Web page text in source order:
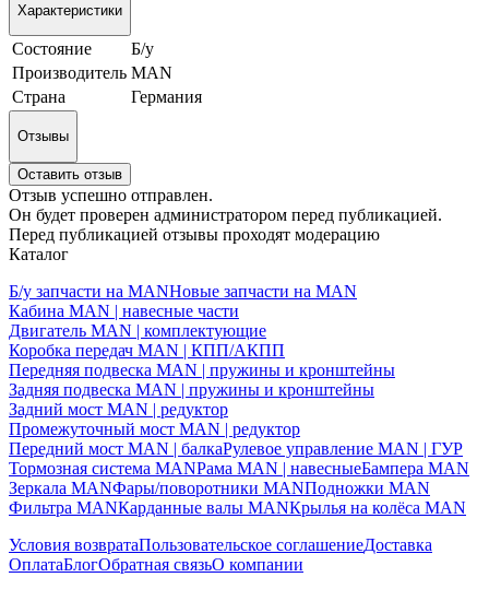
Характеристики
Состояние
Б/у
Производитель MAN
Страна
Германия
Отзывы
Оставить отзыв
Отзыв успешно отправлен.
Он будет проверен администратором перед публикацией.
Перед публикацией отзывы проходят модерацию
Каталог
Б/у запчасти на MANНовые запчасти на MAN
Кабина MAN | навесные части
Двигатель MAN | комплектующие
Коробка передач MAN | КПП/АКПП
Передняя подвеска MAN | пружины и кронштейны
Задняя подвеска MAN | пружины и кронштейны
Задний мост MAN | редуктор
Промежуточный мост MAN | редуктор
Передний мост MAN | балкаРулевое управление MAN | ГУР
Тормозная система MANРама MAN | навесныеБампера MAN
Зеркала MANФары/поворотники MANПодножки MAN
Фильтра MANКарданные валы MANКрылья на колёса MAN
Условия возвратаПользовательское соглашениеДоставка
ОплатаБлогОбратная связьО компании